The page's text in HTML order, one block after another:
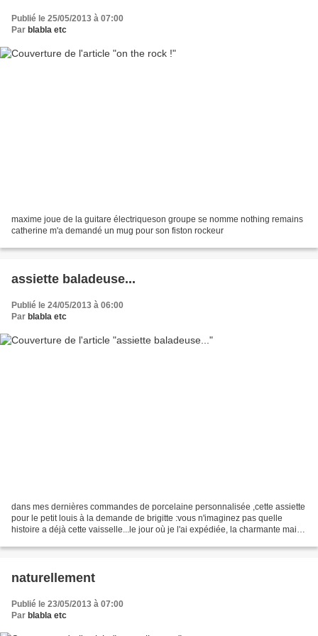
Publié le 25/05/2013 à 07:00
Par blabla etc
maxime joue de la guitare électriqueson groupe se nomme nothing remains
catherine m'a demandé un mug pour son fiston rockeur
assiette baladeuse...
Publié le 24/05/2013 à 06:00
Par blabla etc
dans mes dernières commandes de porcelaine personnalisée ,cette assiette
pour le petit louis à la demande de brigitte :vous n'imaginez pas quelle
histoire a déjà cette vaisselle...le jour où je l'ai expédiée, la charmante mais
naturellement
Publié le 23/05/2013 à 07:00
Par blabla etc